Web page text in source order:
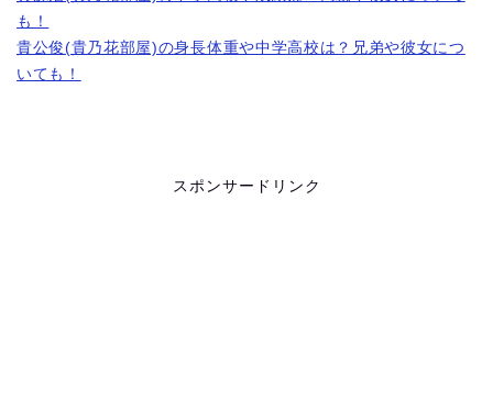
も！
貴公俊(貴乃花部屋)の身長体重や中学高校は？兄弟や彼女につ
いても！
スポンサードリンク